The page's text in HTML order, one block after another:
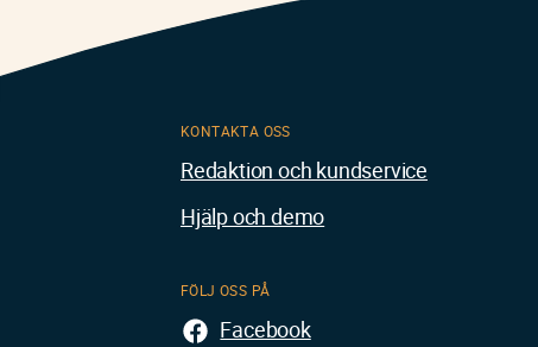
KONTAKTA OSS
Redaktion och kundservice
Hjälp och demo
FÖLJ OSS PÅ
Facebook